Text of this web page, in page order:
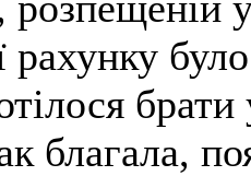
рахунку
брати
благала,